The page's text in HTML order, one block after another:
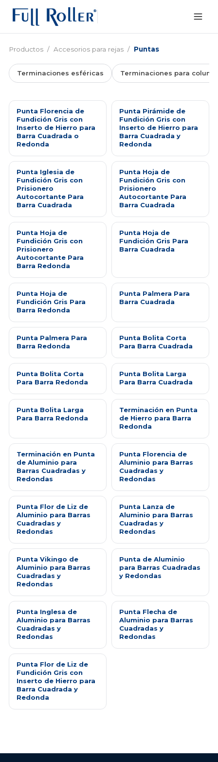
Productos / Accesorios para rejas / Puntas
Terminaciones esféricas Terminaciones para
Punta Florencia de
Fundición Gris con
Inserto de Hierro para
Barra Cuadrada o
Redonda
Punta Pirámide de
Fundición Gris con
Inserto de Hierro para
Barra Cuadrada y
Redonda
Punta Iglesia de
Fundición Gris con
Prisionero
Autocortante Para
Barra Cuadrada
Punta Hoja de
Fundición Gris con
Prisionero
Autocortante Para
Barra Cuadrada
Punta Hoja de
Fundición Gris con
Prisionero
Autocortante Para
Barra Redonda
Punta Hoja de
Fundición Gris Para
Barra Cuadrada
Punta Hoja de
Fundición Gris Para
Barra Redonda
Punta Palmera Para
Barra Cuadrada
Punta Palmera Para
Barra Redonda
Punta Bolita Corta
Para Barra Cuadrada
Punta Bolita Corta
Para Barra Redonda
Punta Bolita Larga
Para Barra Cuadrada
Punta Bolita Larga
Para Barra Redonda
Terminación en Punta
de Hierro para Barra
Redonda
Terminación en Punta
de Aluminio para
Barras Cuadradas y
Redondas
Punta Florencia de
Aluminio para Barras
Cuadradas y
Redondas
Punta Flor de Liz de
Aluminio para Barras
Cuadradas y
Redondas
Punta Lanza de
Aluminio para Barras
Cuadradas y
Redondas
Punta Vikingo de
Aluminio para Barras
Cuadradas y
Redondas
Punta de Aluminio
para Barras Cuadradas
y Redondas
Punta Inglesa de
Aluminio para Barras
Cuadradas y
Redondas
Punta Flecha de
Aluminio para Barras
Cuadradas y
Redondas
Punta Flor de Liz de
Fundición Gris con
Inserto de Hierro para
Barra Cuadrada y
Redonda